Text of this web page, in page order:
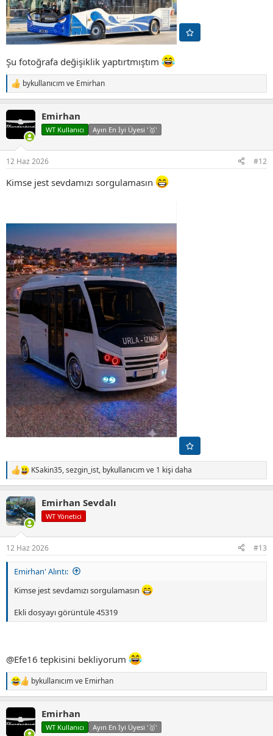
Şu fotoğrafa değişiklik yaptırtmıştım
T
e
i
:
bykullanıcımve Emirhan
Emirhan
WT Kullanıcı Ayın En İyi Üyesi '🥇'
12 Haz 2026 #12
Kimse jest sevdamızı sorgulamasın
T
e
k
i
l
:
KSakin35,sezgin_ist, bykullanıcımve 1 kişi daha
Emirhan Sevdalı
WT Yönetici
12 Haz 2026 #13
Emirhan' Alıntı:
Kimse jest sevdamızı sorgulamasın
Ekli dosyayı görüntüle 45319
@Efe16 tepkisini bekliyorum
T
e
i
bykullanıcımve Emirhan
Emirhan
WT Kullanıcı Ayın En İyi Üyesi '🥇'